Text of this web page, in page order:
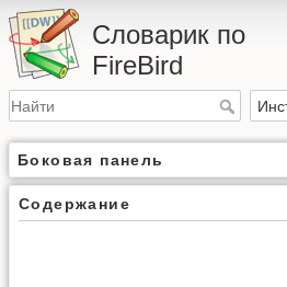
Словарик по
FireBird
Боковая панель
Содержание